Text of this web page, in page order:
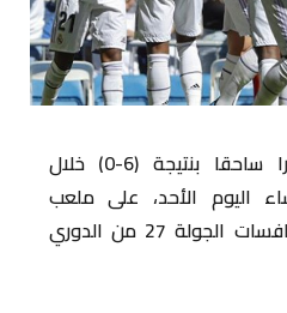
حقق ريال مدريد انتصارا ساحقا بنتيجة (6-0) خلال
اليوم الأحد، على ملعب
سانتياجو برنابيو، ضمن منافسات الجولة 27 من الدوري